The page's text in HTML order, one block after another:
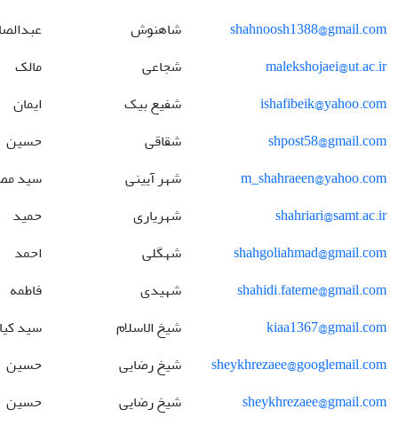
shahnoosh1388@gmail.com
شاهنوش
malekshojaei@ut.ac.ir
شجاعی
مالک
ishafibeik@yahoo.com
شفیع بیک
ایمان
shpost58@gmail.com
شقاقی
حسین
m_shahraeen@yahoo.com
شهر آیینی
سید
shahriari@samt.ac.ir
شهریاری
حمید
shahgoliahmad@gmail.com
شهگلی
احمد
shahidi.fateme@gmail.com
شهیدی
فاطمه
kiaa1367@gmail.com
شیخ الاسلام
سید
sheykhrezaee@googlemail.com
شیخ رضایی
حسین
sheykhrezaee@gmail.com
شیخ رضایی
حسین